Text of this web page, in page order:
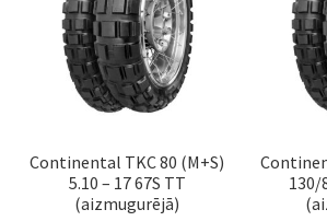
Continental TKC 80 (M+S)
5.10 – 17 67S TT
(aizmugurējā)
130/